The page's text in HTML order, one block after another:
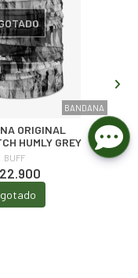
BANDANA
ORIGINAL
HUMLY GREY
BUFF